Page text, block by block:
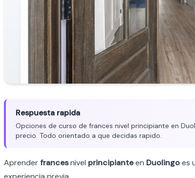
Respuesta rapida
Opciones de curso de frances nivel principiante en
precio. Todo orientado a que decidas rapido.
Aprenderfrancesnivel principianteen Duolingoes